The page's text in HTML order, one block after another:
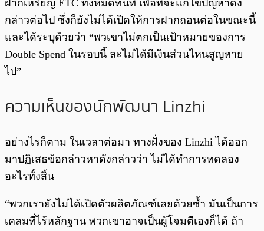
ฝากเหรียญ ETC ทั้งหมดทันที เพื่อที่จะแก้ไขปัญหาดัง
กล่าวต่อไป ซึ่งก็ยังไม่ได้เปิดให้การฝากถอนต่อในขณะนี้
และได้ระบุด้วยว่า “พวเขาไม่ตกเป็นเป้าหมายของการ
Double Spend ในรอบนี้ ละไม่ได้มีเงินส่วนไหนสูญหาย
ไป”
ความเห็นของนักพัฒนา Linzhi
อย่างไรก็ตาม ในเวลาต่อมา ทางฝั่งของ Linzhi ได้ออก
มาปฏิเสธข้อกล่าวหาดังกล่าวว่า ไม่ได้ทำการทดลอง
อะไรทั้งสิ้น
“พวกเรายังไม่ได้เปิดตัวผลิตภัณฑ์เลยด้วยซ้ำ มันเป็นการ
เคลมที่ไร้หลักฐาน พวกเขาอาจเป็นผู้โจมตีเองก็ได้ ถ้า